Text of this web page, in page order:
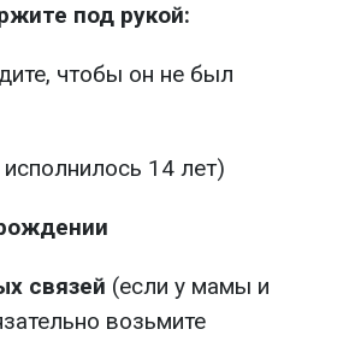
под рукой:
чтобы он не был
14 лет)
связей (если у мамы и
возьмите